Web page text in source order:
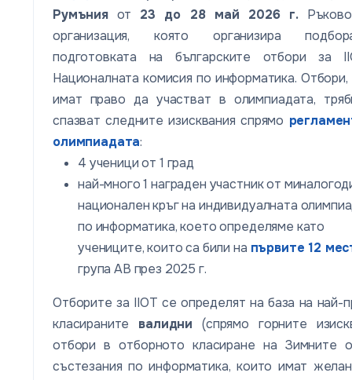
Румънияот 23 до 28 май 2026 г.
организация, която организира
подготовката на българските отбори за
Националната комисия по информатика. Отбори,
имат право да участват в олимпиадата,
спазват следните изисквания спрямо
олимпиадата:
4 ученици от 1 град
най-много 1 награден участник от
национален кръг на индивидуалната
по информатика, което определяме като
учениците, които са били на първите 12
група AB през 2025 г.
Отборите за IIOT се определят на база на най-
класираните валидни (спрямо горните
отбори в отборното класиране на Зимните
състезания по информатика, които имат